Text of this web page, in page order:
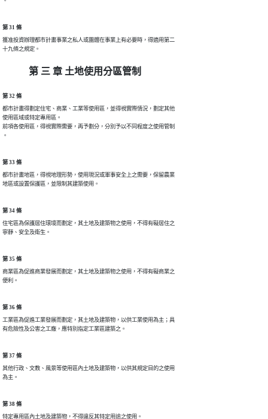
第 31 條
獲准投資辦理都市計畫事業之私人或團體在事業上有必要時，得適用第二
第 三 章 土地使用分區管制
第 32 條
都市計畫得劃定住宅、商業、工業等使用區，並得視實際情況，劃定其他
使用區域或特定專用區。
前項各使用區，得視實際需要，再予劃分，分別予以不同程度之使用管制
第 33 條
都市計畫地區，得視地理形勢，使用現況或軍事安全上之需要，保留農業
第 34 條
住宅區為保護居住環境而劃定，其土地及建築物之使用，不得有礙居住之
第 35 條
商業區為促進商業發展而劃定，其土地及建築物之使用，不得有礙商業之
第 36 條
工業區為促進工業發展而劃定，其土地及建築物，以供工業使用為主；具
第 37 條
其他行政、文教、風景等使用區內土地及建築物，以供其規定目的之使用
第 38 條